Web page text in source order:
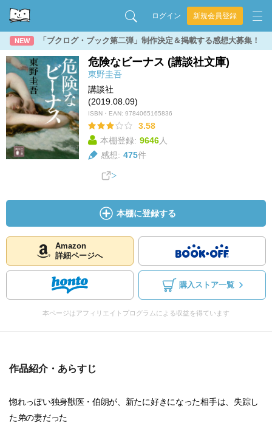
ログイン 新規会員登録
NEW 「ブクログ・ブック第二弾」制作決定＆掲載する感想大募集！
危険なビーナス (講談社文庫)
東野圭吾
講談社
(2019.08.09)
ISBN・EAN: 9784065165836
3.58
本棚登録: 9646人
感想: 475件
本棚に登録する
Amazon
詳細ページへ
購入ストア一覧
本ページはアフィリエイトプログラムによる収益を得ています
作品紹介・あらすじ
惚れっぽい独身獣医・伯朗が、新たに好きになった相手は、失踪し
た弟の妻だった